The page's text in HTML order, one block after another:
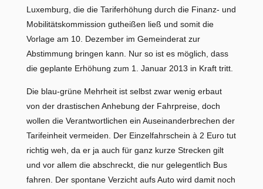
Luxemburg, die die Tariferhöhung durch die Finanz- und
Mobilitätskommission gutheißen ließ und somit die
Vorlage am 10. Dezember im Gemeinderat zur
Abstimmung bringen kann. Nur so ist es möglich, dass
die geplante Erhöhung zum 1. Januar 2013 in Kraft tritt.
Die blau-grüne Mehrheit ist selbst zwar wenig erbaut
von der drastischen Anhebung der Fahrpreise, doch
wollen die Verantwortlichen ein Auseinanderbrechen der
Tarifeinheit vermeiden. Der Einzelfahrschein à 2 Euro tut
richtig weh, da er ja auch für ganz kurze Strecken gilt
und vor allem die abschreckt, die nur gelegentlich Bus
fahren. Der spontane Verzicht aufs Auto wird damit noch